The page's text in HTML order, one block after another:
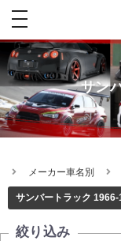
toggle
サン
メーカー車名別
サンバートラック
絞り込み